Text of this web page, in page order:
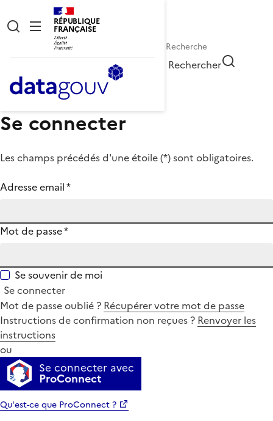
RÉPUBLIQUE
FRANÇAISE
Rechercher
Se connecter
Les champs précédés d'une étoile (*) sont obligatoires.
Adresse email*
Mot de passe*
Se souvenir de moi
Se connecter
Mot de passe oublié ? Récupérer votre mot de passe
Instructions de confirmation non reçues ? Renvoyer les
instructions
ou
Se connecter avec
ProConnect
Qu'est-ce que ProConnect ?